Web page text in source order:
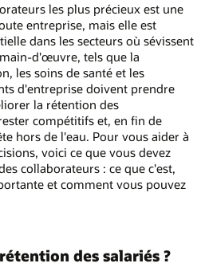
les plus précieux est une
entreprise, mais elle est
dans les secteurs où sévissent
d'œuvre, tels que la
les soins de santé et les
d'entreprise doivent prendre
la rétention des
compétitifs et, en fin de
hors de l'eau. Pour vous aider à
voici ce que vous devez
collaborateurs : ce que c'est,
et comment vous pouvez
des salariés ?